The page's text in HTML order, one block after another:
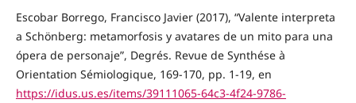
Escobar Borrego, Francisco Javier (2017), “Valente interpreta
a Schönberg: metamorfosis y avatares de un mito para una
ópera de personaje”, Degrés. Revue de Synthése à
Orientation Sémiologique, 169-170, pp. 1-19, en
https://idus.us.es/items/39111065-64c3-4f24-9786-